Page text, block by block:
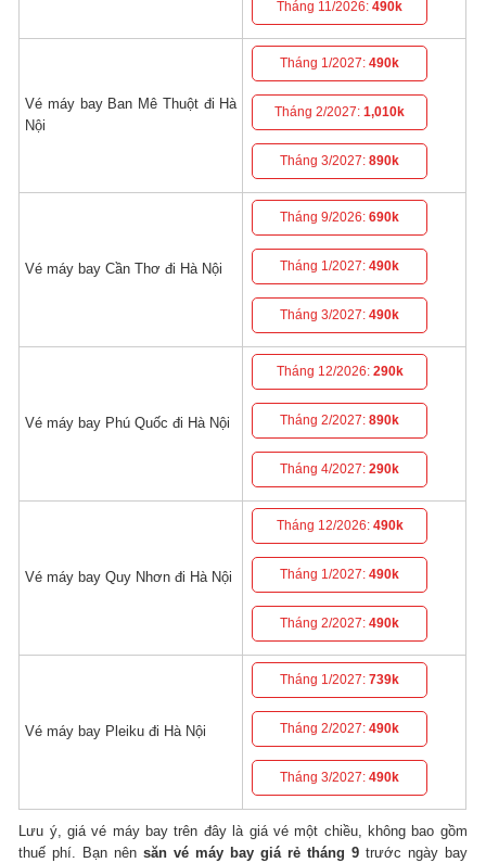
Tháng 11/2026:490k
Vé máy bay Ban Mê Thuột đi Hà
Nội
Tháng 1/2027:490k
Tháng 2/2027:1,010k
Tháng 3/2027:890k
Vé máy bay Cần Thơ đi Hà Nội
Tháng 9/2026:690k
Tháng 1/2027:490k
Tháng 3/2027:490k
Vé máy bay Phú Quốc đi Hà Nội
Tháng 12/2026: 290k
Tháng 2/2027:890k
Tháng 4/2027:290k
Vé máy bay Quy Nhơn đi Hà Nội
Tháng 12/2026: 490k
Tháng 1/2027:490k
Tháng 2/2027:490k
Vé máy bay Pleiku đi Hà Nội
Tháng 1/2027:739k
Tháng 2/2027:490k
Tháng 3/2027:490k
Lưu ý, giá vé máy bay trên đây là giá vé một chiều, không bao gồm
thuế phí. Bạn nênsăn vé máy bay giá rẻ tháng 9trước ngày bay